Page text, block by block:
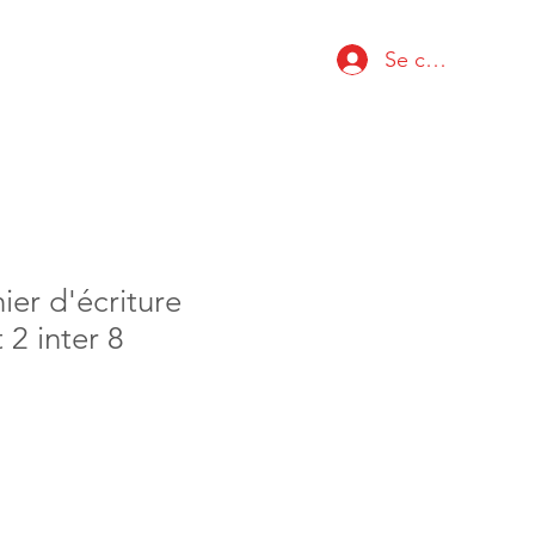
Se connecter
d'écriture
2 inter 8